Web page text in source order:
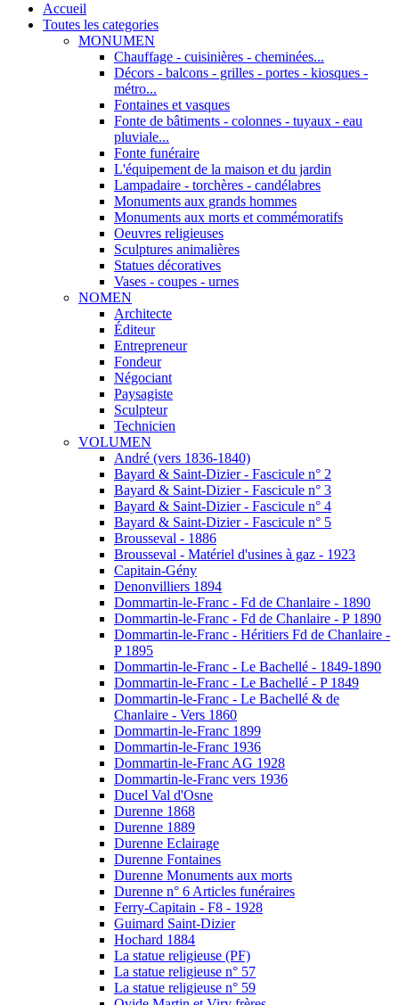
Accueil
Toutes les categories
MONUMEN
Chauffage - cuisinières - cheminées...
Décors - balcons - grilles - portes - kiosques -
métro...
Fontaines et vasques
Fonte de bâtiments - colonnes - tuyaux - eau
pluviale...
Fonte funéraire
L'équipement de la maison et du jardin
Lampadaire - torchères - candélabres
Monuments aux grands hommes
Monuments aux morts et commémoratifs
Oeuvres religieuses
Sculptures animalières
Statues décoratives
Vases - coupes - urnes
NOMEN
Architecte
Éditeur
Entrepreneur
Fondeur
Négociant
Paysagiste
Sculpteur
Technicien
VOLUMEN
André (vers 1836-1840)
Bayard & Saint-Dizier - Fascicule n° 2
Bayard & Saint-Dizier - Fascicule n° 3
Bayard & Saint-Dizier - Fascicule n° 4
Bayard & Saint-Dizier - Fascicule n° 5
Brousseval - 1886
Brousseval - Matériel d'usines à gaz - 1923
Capitain-Gény
Denonvilliers 1894
Dommartin-le-Franc - Fd de Chanlaire - 1890
Dommartin-le-Franc - Fd de Chanlaire - P 1890
Dommartin-le-Franc - Héritiers Fd de Chanlaire -
P 1895
Dommartin-le-Franc - Le Bachellé - 1849-1890
Dommartin-le-Franc - Le Bachellé - P 1849
Dommartin-le-Franc - Le Bachellé & de
Chanlaire - Vers 1860
Dommartin-le-Franc 1899
Dommartin-le-Franc 1936
Dommartin-le-Franc AG 1928
Dommartin-le-Franc vers 1936
Ducel Val d'Osne
Durenne 1868
Durenne 1889
Durenne Eclairage
Durenne Fontaines
Durenne Monuments aux morts
Durenne n° 6 Articles funéraires
Ferry-Capitain - F8 - 1928
Guimard Saint-Dizier
Hochard 1884
La statue religieuse (PF)
La statue religieuse n° 57
La statue religieuse n° 59